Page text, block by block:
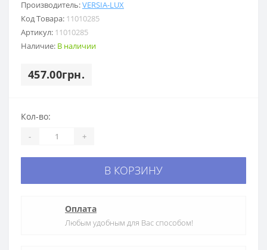
Производитель:VERSIA-LUX
Код Товара: 11010285
Артикул: 11010285
Наличие: В наличии
457.00грн.
Кол-во:
- +
В КОРЗИНУ
Оплата
Любым удобным для Вас способом!